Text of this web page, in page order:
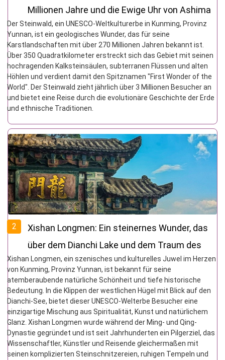
Millionen Jahre und die Ewige Uhr von Ashima
Der Steinwald, ein UNESCO-Weltkulturerbe in Kunming, Provinz
Yunnan, ist ein geologisches Wunder, das für seine
Karstlandschaften mit über 270 Millionen Jahren bekannt ist.
Über 350 Quadratkilometer erstreckt sich das Gebiet mit seinen
hochragenden Kalksteinsäulen, subterranen Flüssen und alten
Höhlen und verdient damit den Spitznamen "First Wonder of the
World". Der Steinwald zieht jährlich über 3 Millionen Besucher an
und bietet eine Reise durch die evolutionäre Geschichte der Erde
und ethnische Traditionen.
2
Xishan Longmen: Ein steinernes Wunder, das
über dem Dianchi Lake und dem Traum des
Top Scholars hängt
Xishan Longmen, ein szenisches und kulturelles Juwel im Herzen
von Kunming, Provinz Yunnan, ist bekannt für seine
atemberaubende natürliche Schönheit und tiefe historische
Bedeutung. In die Klippen der westlichen Hügel mit Blick auf den
Dianchi-See, bietet dieser UNESCO-Welterbe Besucher eine
einzigartige Mischung aus Spiritualität, Kunst und natürlichem
Glanz. Xishan Longmen wurde während der Ming- und Qing-
Dynastie gegründet und ist seit Jahrhunderten ein Pilgerziel, das
Wissenschaftler, Künstler und Reisende gleichermaßen mit
seinen komplizierten Steinschnitzereien, ruhigen Tempeln und